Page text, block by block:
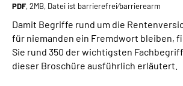
PDF, 2MB, Datei ist barrierefrei⁄barrierearm
Damit Begriffe rund um die
für niemanden ein Fremdwort bleiben,
Sie rund 350 der wichtigsten
dieser Broschüre ausführlich erläutert.